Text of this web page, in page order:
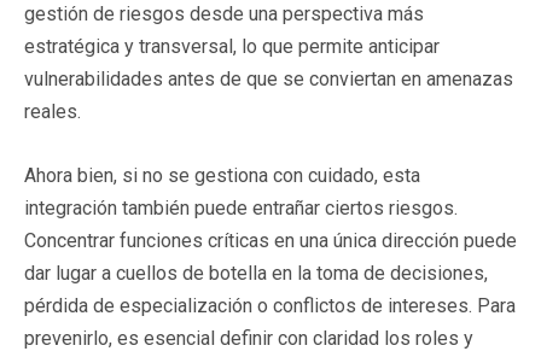
gestión de riesgos desde una perspectiva más
estratégica y transversal, lo que permite anticipar
vulnerabilidades antes de que se conviertan en amenazas
reales.
Ahora bien, si no se gestiona con cuidado, esta
integración también puede entrañar ciertos riesgos.
Concentrar funciones críticas en una única dirección puede
dar lugar a cuellos de botella en la toma de decisiones,
pérdida de especialización o conflictos de intereses. Para
prevenirlo, es esencial definir con claridad los roles y